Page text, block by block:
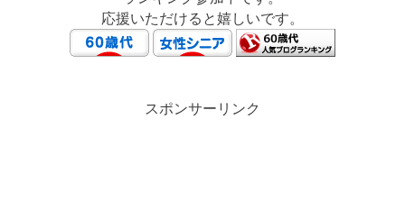
応援いただけると嬉しいです。
スポンサーリンク